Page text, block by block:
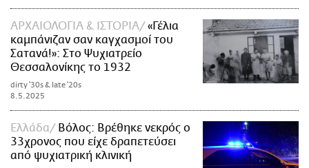
ΑΡΧΑΙΟΛΟΓΙΑ & ΙΣΤΟΡΙΑ
«Γέλια
καμπάνιζαν σαν καγχασμοί του
Σατανά!»: Στο Ψυχιατρείο
Θεσσαλονίκης το 1932
dirty '30s & late '20s
8.5.2025
Ελλάδα
Βόλος: Βρέθηκε νεκρός ο
33χρονος που είχε δραπετεύσει
από ψυχιατρική κλινική